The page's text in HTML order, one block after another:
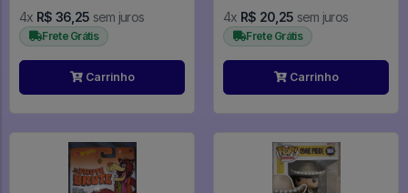
4x R$ 36,25 sem juros
Frete Grátis
Carrinho
4x R$ 20,25 sem juros
Frete Grátis
Carrinho